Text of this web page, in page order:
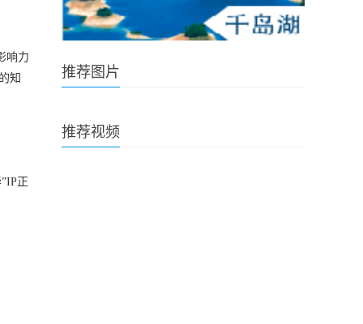
响力
知
正
推荐图片
推荐视频